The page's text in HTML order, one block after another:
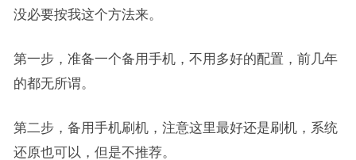
没必要按我这个方法来。
第一步，准备一个备用手机，不用多好的配置，前几年
的都无所谓。
第二步，备用手机刷机，注意这里最好还是刷机，系统
还原也可以，但是不推荐。